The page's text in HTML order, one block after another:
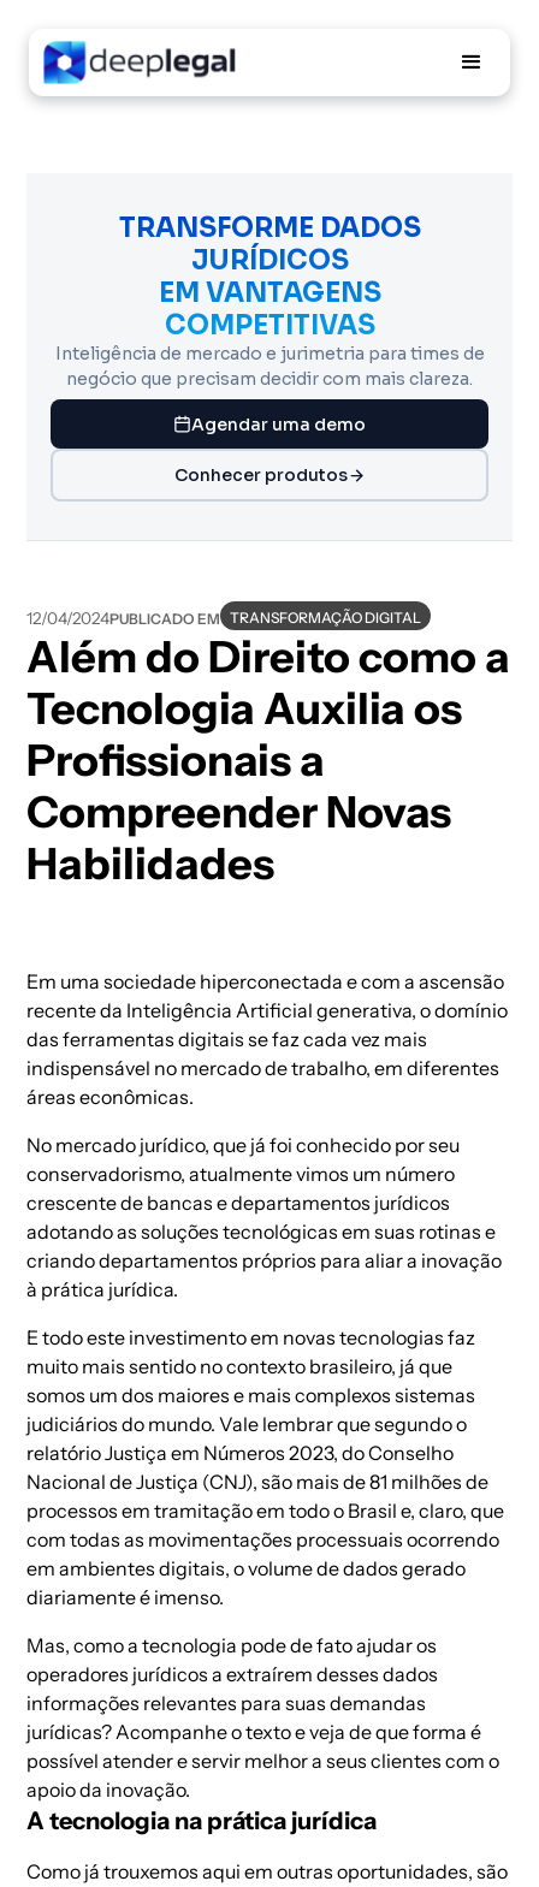
TRANSFORME DADOS
JURÍDICOS
EM VANTAGENS
COMPETITIVAS
Inteligência de mercado e jurimetria para times de
negócio que precisam decidir com mais clareza.
Agendar uma demo
Conhecer produtos
12/04/2024PUBLICADO EM TRANSFORMAÇÃO DIGITAL
Além do Direito como a
Tecnologia Auxilia os
Profissionais a
Compreender Novas
Habilidades
Em uma sociedade hiperconectada e com a ascensão
recente da Inteligência Artificial generativa, o domínio
das ferramentas digitais se faz cada vez mais
indispensável no mercado de trabalho, em diferentes
áreas econômicas.
No mercado jurídico, que já foi conhecido por seu
conservadorismo, atualmente vimos um número
crescente de bancas e departamentos jurídicos
adotando as soluções tecnológicas em suas rotinas e
criando departamentos próprios para aliar a inovação
à prática jurídica.
E todo este investimento em novas tecnologias faz
muito mais sentido no contexto brasileiro, já que
somos um dos maiores e mais complexos sistemas
judiciários do mundo. Vale lembrar que segundo o
relatório Justiça em Números 2023, do Conselho
Nacional de Justiça (CNJ), são mais de 81 milhões de
processos em tramitação em todo o Brasil e, claro, que
com todas as movimentações processuais ocorrendo
em ambientes digitais, o volume de dados gerado
diariamente é imenso.
Mas, como a tecnologia pode de fato ajudar os
operadores jurídicos a extraírem desses dados
informações relevantes para suas demandas
jurídicas? Acompanhe o texto e veja de que forma é
possível atender e servir melhor a seus clientes com o
apoio da inovação.
A tecnologia na prática jurídica
Como já trouxemos aqui em outras oportunidades,são